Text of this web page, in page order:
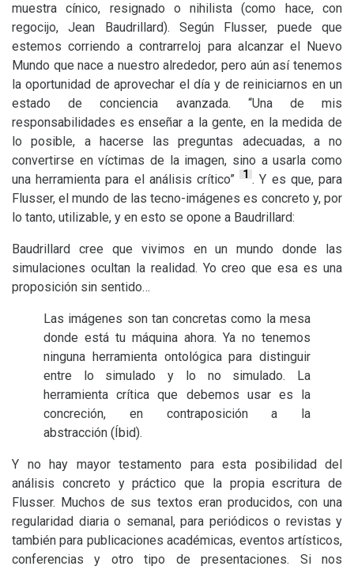
muestra cínico, resignado o nihilista (como hace, con
regocijo, Jean Baudrillard). Según Flusser, puede que
estemos corriendo a contrarreloj para alcanzar el Nuevo
Mundo que nace a nuestro alrededor, pero aún así tenemos
la oportunidad de aprovechar el día y de reiniciarnos en un
estado de conciencia avanzada. “Una de mis
responsabilidades es enseñar a la gente, en la medida de
lo posible, a hacerse las preguntas adecuadas, a no
convertirse en víctimas de la imagen, sino a usarla como
una herramienta para el análisis crítico” 1 . Y es que, para
Flusser, el mundo de las tecno-imágenes es concreto y, por
lo tanto, utilizable, y en esto se opone a Baudrillard:
Baudrillard cree que vivimos en un mundo donde las
simulaciones ocultan la realidad. Yo creo que esa es una
proposición sin sentido…
Las imágenes son tan concretas como la mesa
donde está tu máquina ahora. Ya no tenemos
ninguna herramienta ontológica para distinguir
entre lo simulado y lo no simulado. La
herramienta crítica que debemos usar es la
concreción, en contraposición a la
abstracción (Íbid).
Y no hay mayor testamento para esta posibilidad del
análisis concreto y práctico que la propia escritura de
Flusser. Muchos de sus textos eran producidos, con una
regularidad diaria o semanal, para periódicos o revistas y
también para publicaciones académicas, eventos artísticos,
conferencias y otro tipo de presentaciones. Si nos